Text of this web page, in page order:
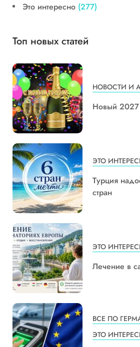
Это интересно (277)
Топ новых статей
НОВОСТИ И
Новый 2027
ЭТО
Турция
стран
ЭТО
Лечение в
ВСЕ ПО
ЭТО